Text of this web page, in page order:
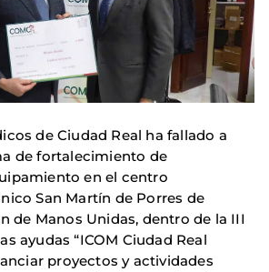
de Ciudad Real ha fallado a
de fortalecimiento de
en el centro
San Martín de Porres de
de Manos Unidas, dentro de la III
ayudas “ICOM Ciudad Real
proyectos y actividades